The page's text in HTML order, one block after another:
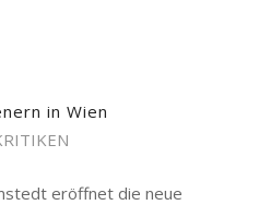
in Wien
eröffnet die neue